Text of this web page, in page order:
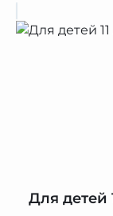
Для детей